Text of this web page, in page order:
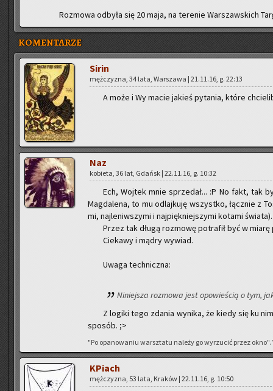
Roz­mo­wa od­by­ła się 20 maja, na te­re­nie War­szaw­skich
KOMENTARZE
Sirin
męż­czy­zna, 34 lata, War­sza­wa | 21.11.16, g. 22:13
A może i Wy macie ja­kieś py­ta­nia, które
Naz
ko­bie­ta, 36 lat, Gdańsk | 22.11.16, g. 10:32
Ech, Woj­tek mnie sprze­dał... :P No fakt, tak
Mag­da­le­na, to mu od­laj­ku­ję wszyst­ko, łącz­nie z
mi, naj­le­niw­szy­mi i naj­pięk­niej­szy­mi ko­ta­mi świa­ta).
Przez tak długą roz­mo­wę po­tra­fił być w miarę
Cie­ka­wy i mądry wy­wiad.
Uwaga tech­nicz­na:
Ni­niej­sza roz­mo­wa jest opo­wie­ścią o tym,
Z lo­gi­ki tego zda­nia wy­ni­ka, że kiedy się ku
spo­sób. ;>
"Po opa­no­wa­niu warsz­ta­tu na­le­ży go wy­rzu­cić przez okno".
KPiach
męż­czy­zna, 53 lata, Kra­ków | 22.11.16, g. 10:50